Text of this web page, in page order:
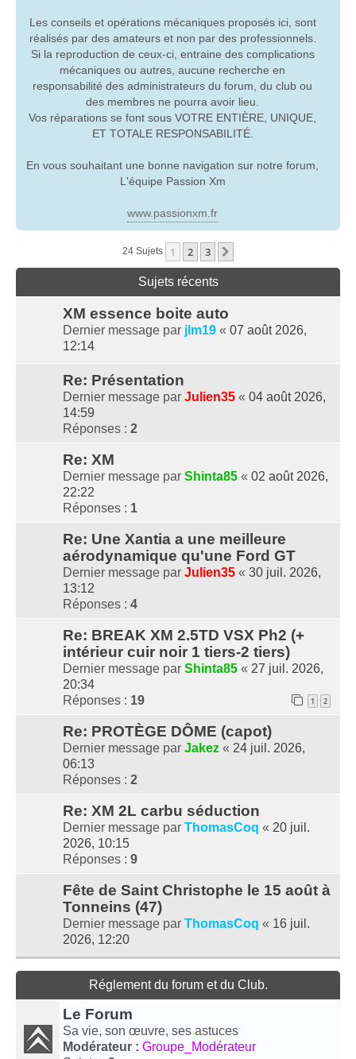
Les conseils et opérations mécaniques proposés ici, sont
réalisés par des amateurs et non par des professionnels.
Si la reproduction de ceux-ci, entraine des complications
mécaniques ou autres, aucune recherche en
responsabilité des administrateurs du forum, du club ou
des membres ne pourra avoir lieu.
Vos réparations se font sous VOTRE ENTIÈRE, UNIQUE,
ET TOTALE RESPONSABILITÉ.
En vous souhaitant une bonne navigation sur notre forum,
L'équipe Passion Xm
www.passionxm.fr
24 Sujets 1 2 3
Sujets récents
XM essence boite auto
Dernier message par jlm19 « 07 août 2026,
12:14
Re: Présentation
Dernier message par Julien35 « 04 août 2026,
14:59
Réponses : 2
Re: XM
Dernier message par Shinta85 « 02 août 2026,
22:22
Réponses : 1
Re: Une Xantia a une meilleure
aérodynamique qu'une Ford GT
Dernier message par Julien35 « 30 juil. 2026,
13:12
Réponses : 4
Re: BREAK XM 2.5TD VSX Ph2 (+
intérieur cuir noir 1 tiers-2 tiers)
Dernier message par Shinta85 « 27 juil. 2026,
20:34
Réponses : 19 1 2
Re: PROTÈGE DÔME (capot)
Dernier message par Jakez « 24 juil. 2026,
06:13
Réponses : 2
Re: XM 2L carbu séduction
Dernier message par ThomasCoq « 20 juil.
2026, 10:15
Réponses : 9
Fête de Saint Christophe le 15 août à
Tonneins (47)
Dernier message par ThomasCoq « 16 juil.
2026, 12:20
Réglement du forum et du Club.
Le Forum
Sa vie, son œuvre, ses astuces
Modérateur : Groupe_Modérateur